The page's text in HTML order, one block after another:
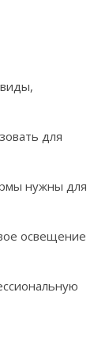
для
нужны для
освещение